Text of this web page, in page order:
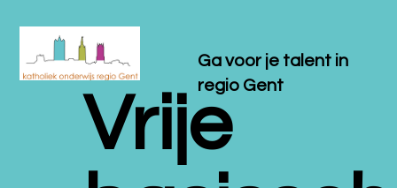
Ga voor je talent in
regio Gent
Vrije